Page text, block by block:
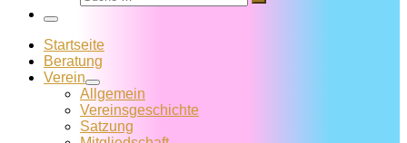
Suche
Menü
Startseite
Beratung
Verein
Allgemein
Vereins­geschichte
Satzung